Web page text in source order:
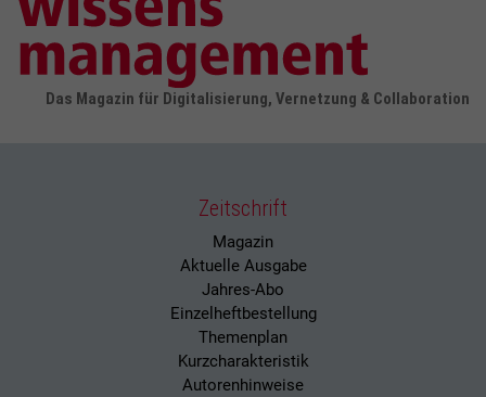
Das Magazin für Digitalisierung, Vernetzung & Collaboration
Zeitschrift
Magazin
Aktuelle Ausgabe
Jahres-Abo
Einzelheftbestellung
Themenplan
Kurzcharakteristik
Autorenhinweise